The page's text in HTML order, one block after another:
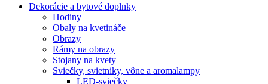
Dekorácie a bytové doplnky
Hodiny
Obaly na kvetináče
Obrazy
Rámy na obrazy
Stojany na kvety
Sviečky, svietniky, vône a aromalampy
LED-sviečky